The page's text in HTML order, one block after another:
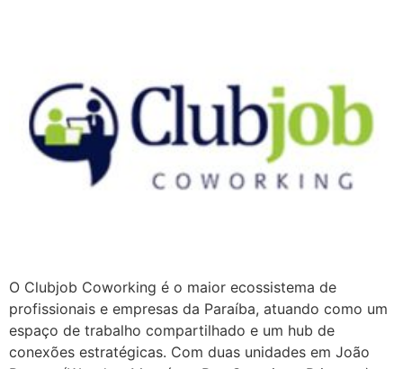
O Clubjob Coworking é o maior ecossistema de
profissionais e empresas da Paraíba, atuando como um
espaço de trabalho compartilhado e um hub de
conexões estratégicas. Com duas unidades em João